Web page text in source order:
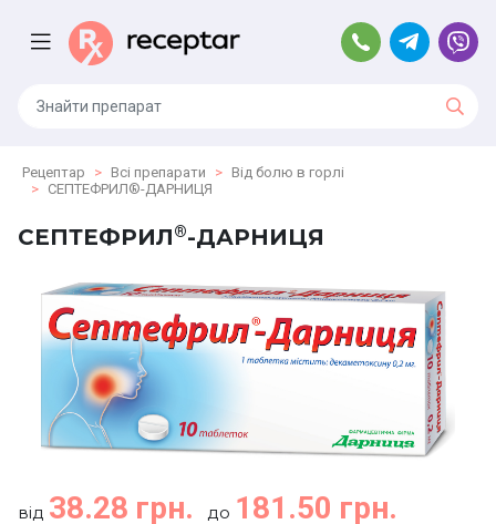
Рецептар Всі препарати
Від болю в горлі
СЕПТЕФРИЛ®-ДАРНИЦЯ
СЕПТЕФРИЛ®-ДАРНИЦЯ
від 38.28 грн. до 181.50 грн.